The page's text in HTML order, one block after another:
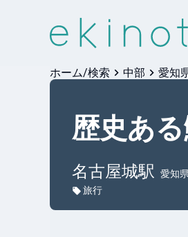
ホーム/検索 中部 愛知
歴史あ
名古屋城駅
愛知
旅行